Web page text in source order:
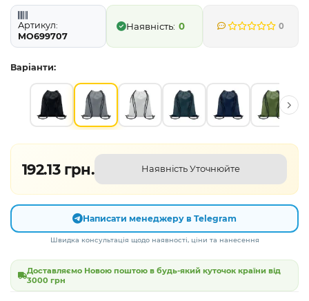
Артикул:
MO699707
0 0
Варіанти:
192.13 грн. Наявність Уточнюйте
Написати менеджеру в Telegram
Швидка консультація щодо наявності, ціни та нанесення
Доставляємо Новою поштою в будь-який куточок країни від
3000 грн